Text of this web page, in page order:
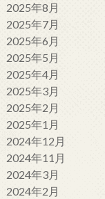
2025年8月
2025年7月
2025年6月
2025年5月
2025年4月
2025年3月
2025年2月
2025年1月
2024年12月
2024年11月
2024年3月
2024年2月